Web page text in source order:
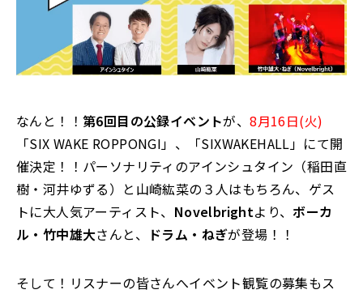
なんと！！ 第6回目の公録イベントが、8月16日(火)
「SIX WAKE ROPPONGI 」、「SIXWAKEHALL 」にて開
催決定！！パーソナリティのアインシュタイン（稲田直
樹・河井ゆずる）と山崎紘菜の３人はもちろん、ゲス
トに大人気アーティスト、 Novelbrightより、 ボーカ
ル・竹中雄大さんと、 ドラム・ねぎが登場！！
そして！リスナーの皆さんへイベント観覧の募集もス